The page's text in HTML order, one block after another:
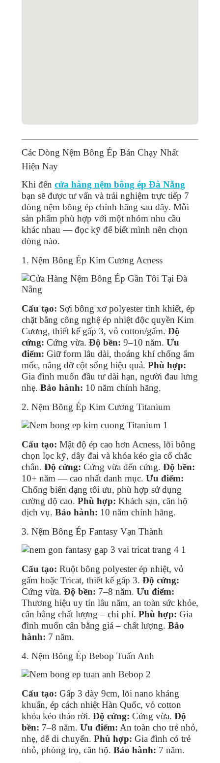
Các Dòng Nệm Bông Ép Bán Chạy Nhất
Hiện Nay
Khi đến cửa hàng nệm bông ép Đà Nẵng
bạn sẽ được tư vấn và trải nghiệm trực tiếp 7
dòng nệm bông ép chính hãng sau đây. Mỗi
sản phẩm phù hợp với một nhóm nhu cầu
khác nhau — đọc kỹ để biết mình nên chọn
dòng nào.
1. Nệm Bông Ép Kim Cương Acness
Cấu tạo: Sợi bông xơ polyester tinh khiết, ép
chặt bằng công nghệ ép nhiệt độc quyền Kim
Cương, thiết kế gấp 3, vỏ cotton/gấm. Độ
cứng: Cứng vừa. Độ bền: 9–10 năm. Ưu
điểm: Giữ form lâu dài, thoáng khí chống ẩm
mốc, nâng đỡ cột sống hiệu quả. Phù hợp:
Gia đình muốn đầu tư dài hạn, người đau lưng
nhẹ. Bảo hành: 10 năm chính hãng.
2. Nệm Bông Ép Kim Cương Titanium
Cấu tạo: Mật độ ép cao hơn Acness, lõi bông
chọn lọc kỹ, dây đai và khóa kéo gia cố chắc
chắn. Độ cứng: Cứng vừa đến cứng. Độ bền:
10+ năm — cao nhất danh mục. Ưu điểm:
Chống biến dạng tối ưu, phù hợp sử dụng
cường độ cao. Phù hợp: Khách sạn, căn hộ
dịch vụ. Bảo hành: 10 năm chính hãng.
3. Nệm Bông Ép Fantasy Vạn Thành
Cấu tạo: Ruột bông polyester ép nhiệt, vỏ
gấm hoặc Tricat, thiết kế gấp 3. Độ cứng:
Cứng vừa. Độ bền: 7–8 năm. Ưu điểm:
Thương hiệu uy tín lâu năm, an toàn sức khỏe,
cân bằng chất lượng – chi phí. Phù hợp: Gia
đình muốn cân bằng giá – chất lượng. Bảo
hành: 7 năm.
4. Nệm Bông Ép Bebop Tuấn Anh
Cấu tạo: Gấp 3 dày 9cm, lõi nano kháng
khuẩn, ép cách nhiệt Hàn Quốc, vỏ cotton
khóa kéo tháo rời. Độ cứng: Cứng vừa. Độ
bền: 7–8 năm. Ưu điểm: An toàn cho trẻ nhỏ,
nhẹ, dễ di chuyển. Phù hợp: Gia đình có trẻ
nhỏ, phòng trọ, căn hộ. Bảo hành: 7 năm.